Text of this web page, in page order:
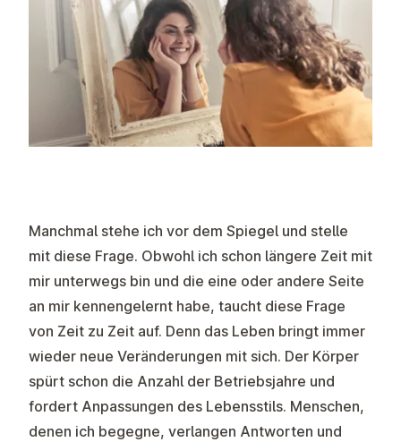
Manchmal stehe ich vor dem Spiegel und stelle
mit diese Frage. Obwohl ich schon längere Zeit mit
mir unterwegs bin und die eine oder andere Seite
an mir kennengelernt habe, taucht diese Frage
von Zeit zu Zeit auf. Denn das Leben bringt immer
wieder neue Veränderungen mit sich. Der Körper
spürt schon die Anzahl der Betriebsjahre und
fordert Anpassungen des Lebensstils. Menschen,
denen ich begegne, verlangen Antworten und